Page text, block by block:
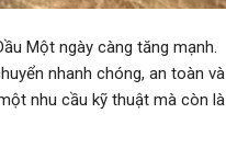
Một ngày càng tăng mạnh.
nhanh chóng, an toàn và
nhu cầu kỹ thuật mà còn là